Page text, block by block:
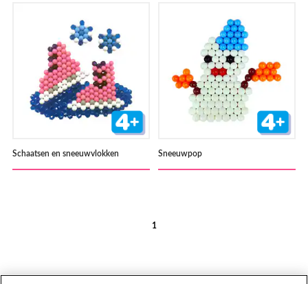
Schaatsen en sneeuwvlokken Sneeuwpop
1